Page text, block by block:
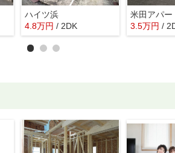
ハイツ浜
4.8万円 / 2DK
米田アパ
3.5万円 /